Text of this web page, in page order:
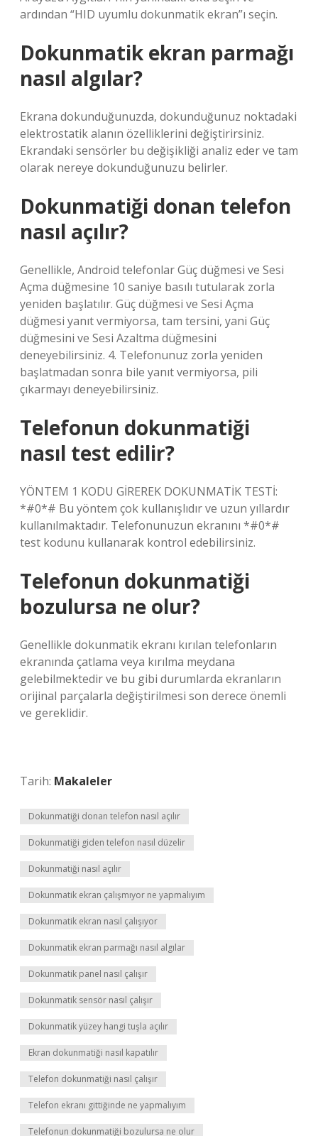
ardından “HID uyumlu dokunmatik ekran”ı seçin.
Dokunmatik ekran parmağı
nasıl algılar?
Ekrana dokunduğunuzda, dokunduğunuz noktadaki
elektrostatik alanın özelliklerini değiştirirsiniz.
Ekrandaki sensörler bu değişikliği analiz eder ve tam
olarak nereye dokunduğunuzu belirler.
Dokunmatiği donan telefon
nasıl açılır?
Genellikle, Android telefonlar Güç düğmesi ve Sesi
Açma düğmesine 10 saniye basılı tutularak zorla
yeniden başlatılır. Güç düğmesi ve Sesi Açma
düğmesi yanıt vermiyorsa, tam tersini, yani Güç
düğmesini ve Sesi Azaltma düğmesini
deneyebilirsiniz. 4. Telefonunuz zorla yeniden
başlatmadan sonra bile yanıt vermiyorsa, pili
çıkarmayı deneyebilirsiniz.
Telefonun dokunmatiği
nasıl test edilir?
YÖNTEM 1 KODU GİREREK DOKUNMATİK TESTİ:
*#0*# Bu yöntem çok kullanışlıdır ve uzun yıllardır
kullanılmaktadır. Telefonunuzun ekranını *#0*#
test kodunu kullanarak kontrol edebilirsiniz.
Telefonun dokunmatiği
bozulursa ne olur?
Genellikle dokunmatik ekranı kırılan telefonların
ekranında çatlama veya kırılma meydana
gelebilmektedir ve bu gibi durumlarda ekranların
orijinal parçalarla değiştirilmesi son derece önemli
ve gereklidir.
Tarih: Makaleler
Dokunmatiği donan telefon nasıl açılır
Dokunmatiği giden telefon nasıl düzelir
Dokunmatiği nasıl açılır
Dokunmatik ekran çalışmıyor ne yapmalıyım
Dokunmatik ekran nasıl çalışıyor
Dokunmatik ekran parmağı nasıl algılar
Dokunmatik panel nasıl çalışır
Dokunmatik sensör nasıl çalışır
Dokunmatik yüzey hangi tuşla açılır
Ekran dokunmatiği nasıl kapatılır
Telefon dokunmatiği nasıl çalışır
Telefon ekranı gittiğinde ne yapmalıyım
Telefonun dokunmatiği bozulursa ne olur